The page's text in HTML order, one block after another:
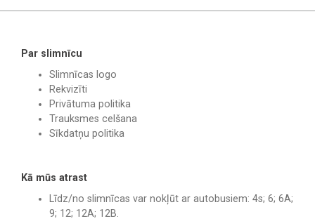
Par slimnīcu
Slimnīcas logo
Rekvizīti
Privātuma politika
Trauksmes celšana
Sīkdatņu politika
Kā mūs atrast
Līdz/no slimnīcas var nokļūt ar autobusiem: 4s; 6; 6A;
9; 12; 12A; 12B.